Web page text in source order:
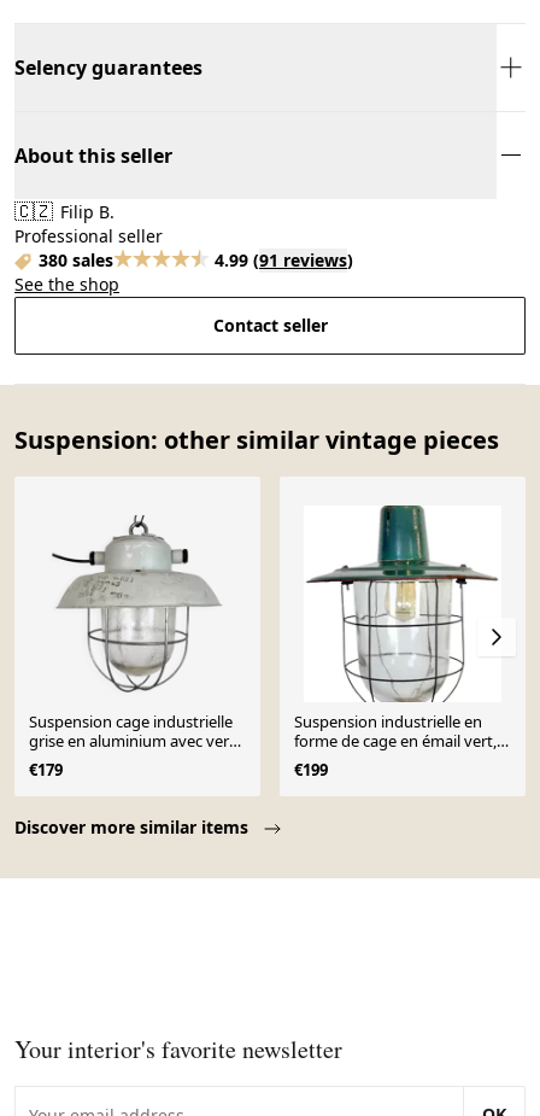
Selency guarantees
About this seller
🇨🇿 Filip B.
Professional seller
380 sales
4.99 (91 reviews)
See the shop
Contact seller
Suspension: other similar vintage pieces
Discover more similar items
Suspension cage industrielle
grise en aluminium avec verre
dépoli, années 1970
€179
Suspension industrielle en
forme de cage en émail vert,
années 1960
€199
Your interior's favorite newsletter